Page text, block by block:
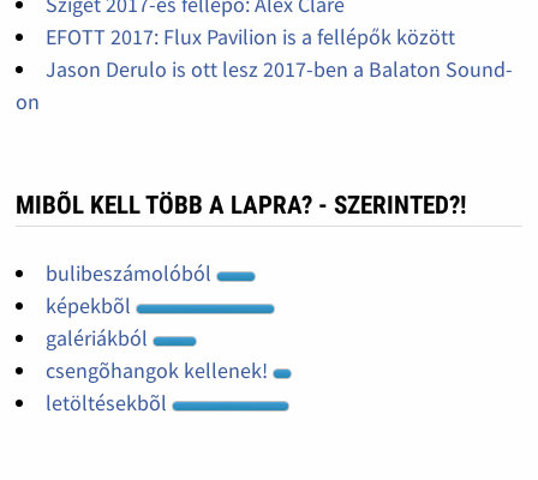
EFOTT 2017: Flux Pavilion is a fellépők között
Jason Derulo is ott lesz 2017-ben a Balaton Sound-
on
MIBÕL KELL TÖBB A LAPRA? - SZERINTED?!
bulibeszámolóból
képekbõl
galériákból
csengõhangok kellenek!
letöltésekbõl